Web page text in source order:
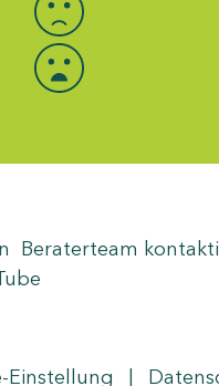
Beraterteam
Einstellung